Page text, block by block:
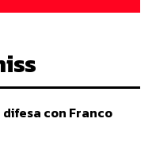
con Franco